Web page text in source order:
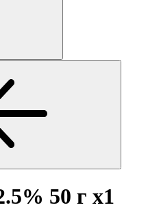
50 г x1